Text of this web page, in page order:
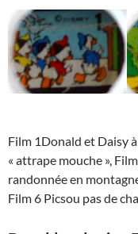
Film 1Donald et Daisy
« attrape mouche »,
randonnée en
Film 6 Picsou pas de